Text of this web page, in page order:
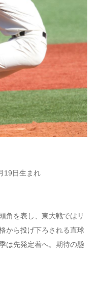
19日生まれ
角を表し、東大戦ではリ
から投げ下ろされる直球
は先発定着へ。期待の懸